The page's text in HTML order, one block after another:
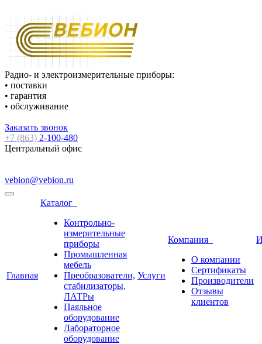
Радио- и электроизмерительные приборы:
• поставки
• гарантия
• обслуживание
Заказать звонок
+7 (863) 2-100-480
Центральный офис
vebion@vebion.ru
Главная
Каталог
Контрольно-
измерительные
приборы
Промышленная
мебель
Преобразователи,
стабилизаторы,
ЛАТРы
Паяльное
оборудование
Лабораторное
оборудование
Услуги
Компания
О компании
Сертификаты
Производители
Отзывы
клиентов